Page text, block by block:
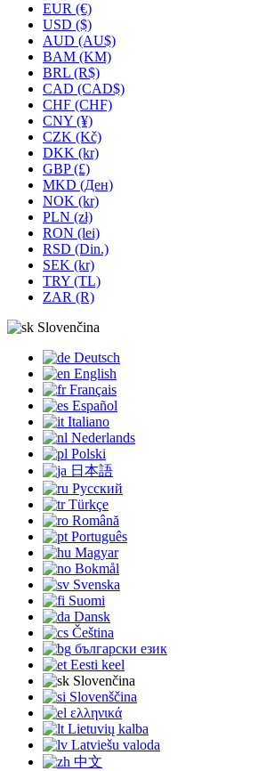
EUR (€)
USD ($)
AUD (AU$)
BAM (KM)
BRL (R$)
CAD (CAD$)
CHF (CHF)
CNY (¥)
CZK (Kč)
DKK (kr)
GBP (£)
MKD (Ден)
NOK (kr)
PLN (zł)
RON (lei)
RSD (Din.)
SEK (kr)
TRY (TL)
ZAR (R)
Slovenčina
Deutsch
English
Français
Español
Italiano
Nederlands
Polski
日本語
Русский
Türkçe
Română
Português
Magyar
Bokmål
Svenska
Suomi
Dansk
Čeština
български език
Eesti keel
Slovenčina
Slovenščina
ελληνικά
Lietuvių kalba
Latviešu valoda
中文